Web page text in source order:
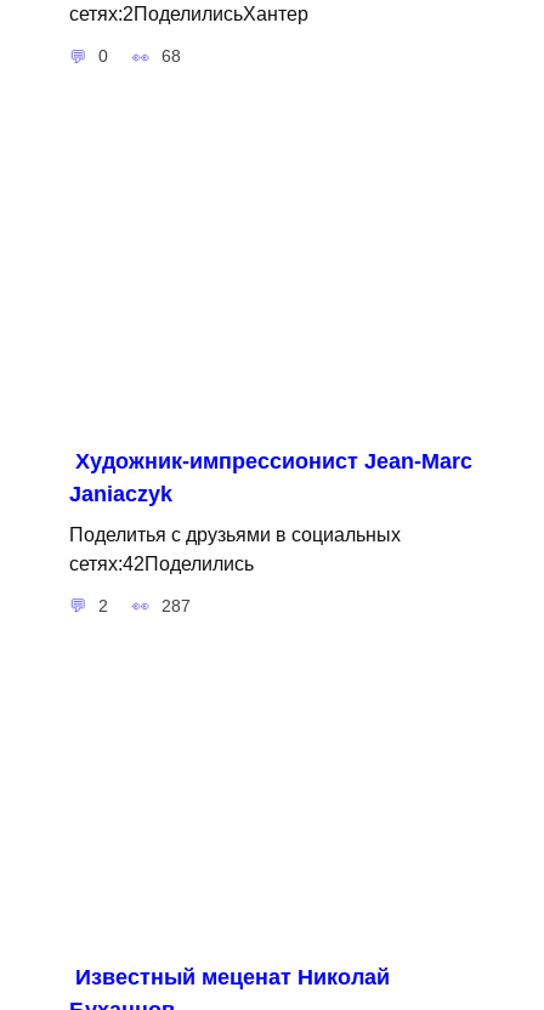
сетях:2ПоделилисьХантер
0 68
Художник-импрессионист Jean-Marc
Janiaczyk
Поделитья с друзьями в социальных
сетях:42Поделились
2 287
Известный меценат Николай